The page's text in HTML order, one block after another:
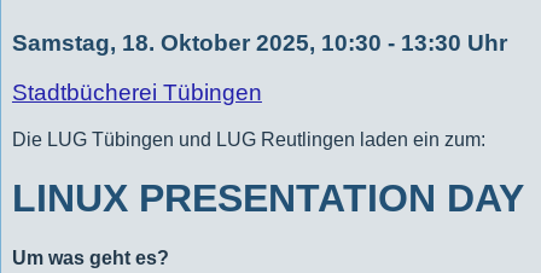
Samstag, 18. Oktober 2025, 10:30 - 13:30 Uhr
Stadtbücherei Tübingen
Die LUG Tübingen und LUG Reutlingen laden ein zum:
LINUX PRESENTATION DAY
Um was geht es?